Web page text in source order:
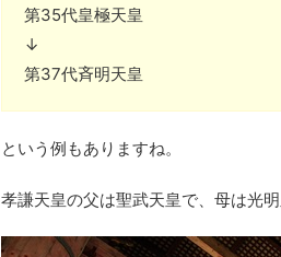
第35代皇極天皇
↓
第37代斉明天皇
という例もありますね。
孝謙天皇の父は聖武天皇で、母は光